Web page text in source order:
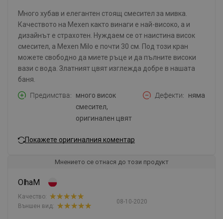
Много хубав и елегантен стоящ смесител за мивка.
Качеството на Mexen както винаги е най-високо, а и
дизайнът е страхотен. Нуждаем се от наистина висок
смесител, а Mexen Milo е почти 30 см. Под този кран
можете свободно да миете ръце и да пълните високи
вази с вода. Златният цвят изглежда добре в нашата
баня.
Предимства
много висок
смесител,
оригинален цвят
Дефекти няма
Покажете оригиналния коментар
Мнението се отнася до този продукт
OlhaM
08-10-2020
Качество:
Външен вид: